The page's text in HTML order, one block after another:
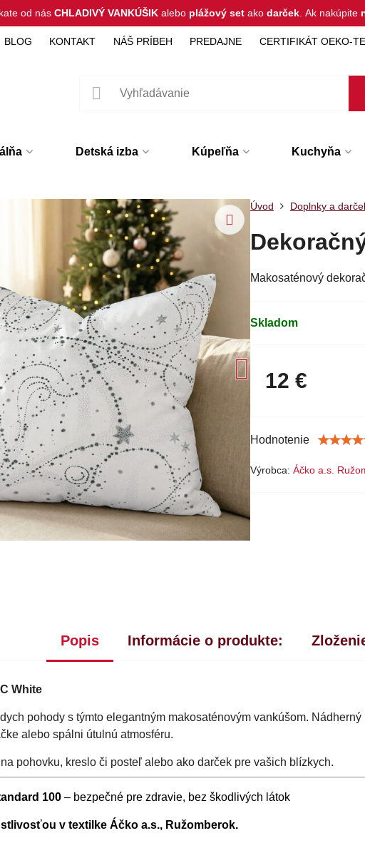
od násCHLADIVÝ VANKÚŠIK alebo plážový set ako darček Ak nakúpite
BLOG KONTAKT NÁŠ PRÍBEH PREDAJNE CERTIFIKÁT OEKO-
Detská izba Kúpeľňa Kuchyňa
Úvod Doplnky a
Makosaténový
Skladom
12 €
Hodnotenie
Výrobca: Áčko a.s.
Popis Informácie o produkte:
White
pohody s týmto elegantným makosaténovým vankúšom.
alebo spálni útulnú atmosféru.
pohovku, kreslo či posteľ alebo ako darček pre vašich blízkych.
100– bezpečné pre zdravie, bez škodlivých látok
v textilke Áčko a.s., Ružomberok.